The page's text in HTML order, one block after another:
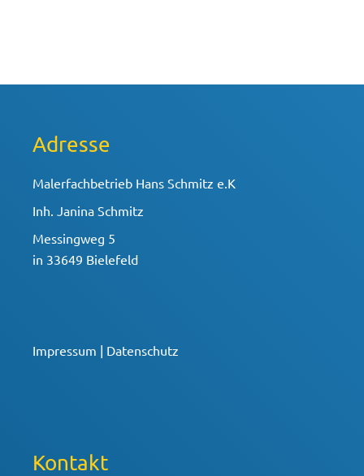
Adresse
Malerfachbetrieb Hans Schmitz e.K
Inh. Janina Schmitz
Messingweg 5
in 33649 Bielefeld
Impressum | Datenschutz
Kontakt